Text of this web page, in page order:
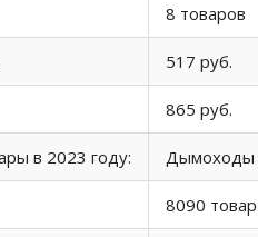
8 товаров
517 руб.
865 руб.
в 2023 году: Дымоходы
8090